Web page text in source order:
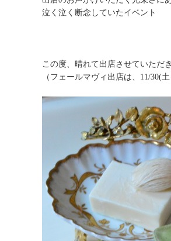
泣く泣く断念していたイベント
この度、晴れて出店させていただ
（フェールマヴィ出店は、11/30(